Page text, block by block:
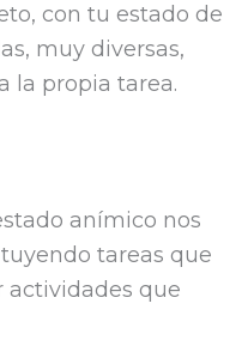
con tu estado de
muy diversas,
la propia tarea.
anímico nos
tareas que
actividades que